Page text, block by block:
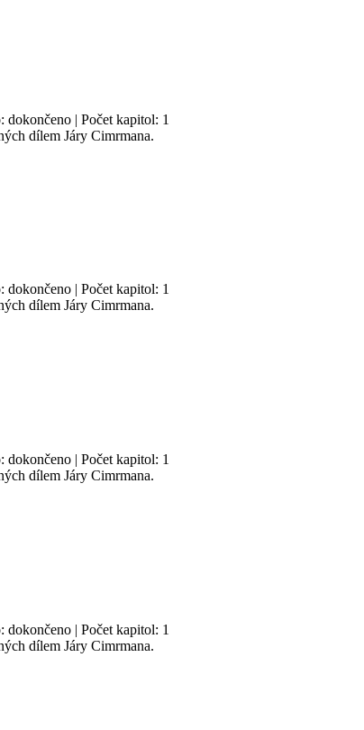
dokončeno | Počet kapitol: 1
dílem Járy Cimrmana.
dokončeno | Počet kapitol: 1
dílem Járy Cimrmana.
dokončeno | Počet kapitol: 1
dílem Járy Cimrmana.
dokončeno | Počet kapitol: 1
dílem Járy Cimrmana.